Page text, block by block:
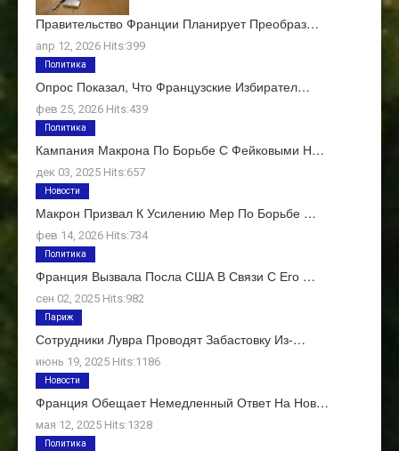
Правительство Франции Планирует Преобраз…
апр 12, 2026 Hits:399
Опрос Показал, Что Французские Избирател…
фев 25, 2026 Hits:439
Политика
Кампания Макрона По Борьбе С Фейковыми Н…
дек 03, 2025 Hits:657
Политика
Макрон Призвал К Усилению Мер По Борьбе …
фев 14, 2026 Hits:734
Новости
Франция Вызвала Посла США В Связи С Его …
сен 02, 2025 Hits:982
Политика
Сотрудники Лувра Проводят Забастовку Из-…
июнь 19, 2025 Hits:1186
Париж
Франция Обещает Немедленный Ответ На Нов…
мая 12, 2025 Hits:1328
Новости
Политика